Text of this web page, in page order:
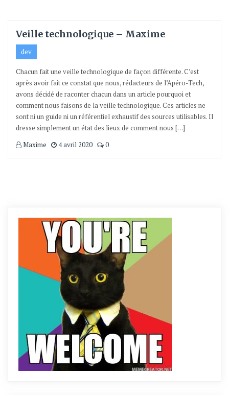
Veille technologique – Maxime
dev
Chacun fait une veille technologique de façon différente. C’est
après avoir fait ce constat que nous, rédacteurs de l’Apéro-Tech,
avons décidé de raconter chacun dans un article pourquoi et
comment nous faisons de la veille technologique. Ces articles ne
sont ni un guide ni un référentiel exhaustif des sources utilisables. Il
dresse simplement un état des lieux de comment nous […]
Maxime
4 avril 2020 0